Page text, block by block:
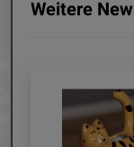
Weitere